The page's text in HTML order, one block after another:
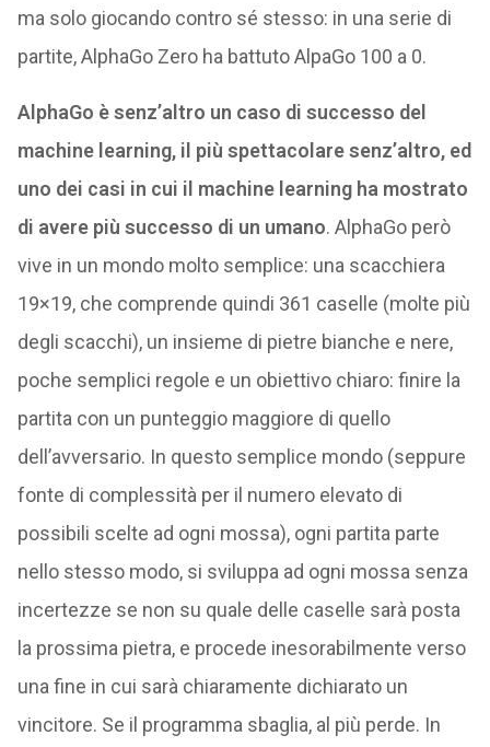
ma solo giocando contro sé stesso: in una serie di
partite, AlphaGo Zero ha battuto AlpaGo 100 a 0.
AlphaGo è senz’altro un caso di successo del
machine learning, il più spettacolare senz’altro, ed
uno dei casi in cui il machine learning ha mostrato
di avere più successo di un umano. AlphaGo però
vive in un mondo molto semplice: una scacchiera
19×19, che comprende quindi 361 caselle (molte più
degli scacchi), un insieme di pietre bianche e nere,
poche semplici regole e un obiettivo chiaro: finire la
partita con un punteggio maggiore di quello
dell’avversario. In questo semplice mondo (seppure
fonte di complessità per il numero elevato di
possibili scelte ad ogni mossa), ogni partita parte
nello stesso modo, si sviluppa ad ogni mossa senza
incertezze se non su quale delle caselle sarà posta
la prossima pietra, e procede inesorabilmente verso
una fine in cui sarà chiaramente dichiarato un
vincitore. Se il programma sbaglia, al più perde. In